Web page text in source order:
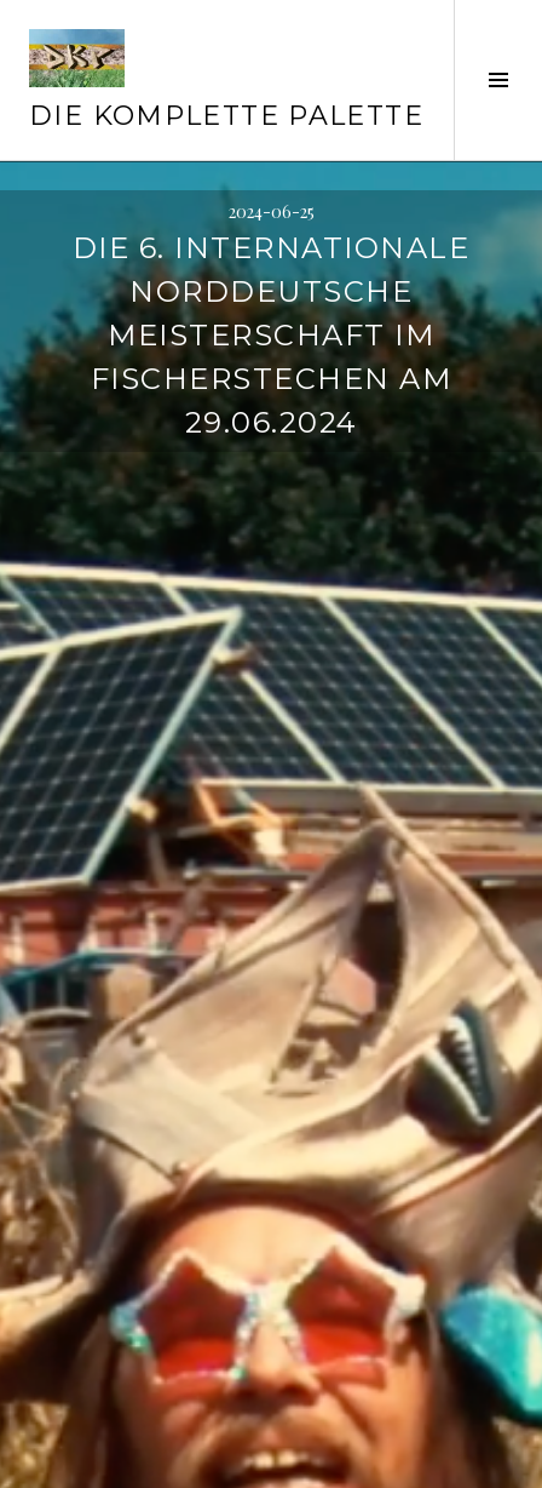
zum
Inhalt
DIE KOMPLETTE PALETTE
2024-06-25
DIE 6. INTERNATIONALE
NORDDEUTSCHE
MEISTERSCHAFT IM
FISCHERSTECHEN AM
29.06.2024